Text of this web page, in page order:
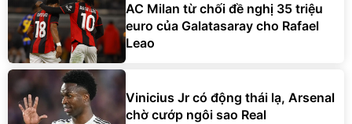
AC Milan từ chối đề nghị 35 triệu
euro của Galatasaray cho Rafael
Leao
Vinicius Jr có động thái lạ, Arsenal
chờ cướp ngôi sao Real